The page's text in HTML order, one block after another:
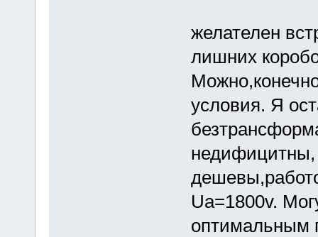
желателен
лишних
условия. Я
недифицитны,
Ua=1800v.
оптимальным